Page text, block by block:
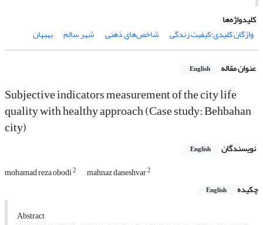
کلیدواژه‌ها
واژگان کلیدی:کیفیت زندگی
شاخص‌های ذهنی شهر سالم بهبهان
عنوان مقاله English
Subjective indicators measurement of the city life
quality with healthy approach (Case study: Behbahan
city)
نویسندگان English
mohamad reza obodi2 mahnaz daneshvar2
چکیده English
Abstract